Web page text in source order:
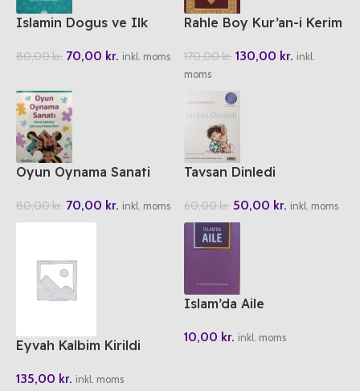
Islamin Dogus ve Ilk
Acidan Tahlil
80,00kr. 70,00 kr. inkl. moms
Rahle Boy Kur’an-i Kerim
170,00kr. 130,00 kr. inkl.
moms
Oyun Oynama Sanati
80,00kr. 70,00 kr. inkl. moms
Tavsan Dinledi
60,00kr. 50,00 kr. inkl. moms
Eyvah Kalbim Kirildi
135,00 kr. inkl. moms
Islam’da Aile
10,00 kr. inkl. moms